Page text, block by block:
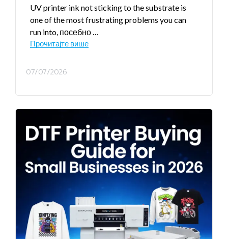
UV printer ink not sticking to the substrate is
one of the most frustrating problems you can
run into, посебно …
Прочитајте више
07/07/2026